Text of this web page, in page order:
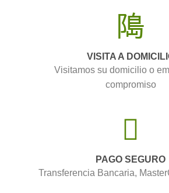
VISITA A
Visitamos su domicilio o
compromiso
PAGO SEGURO
Transferencia Bancaria,